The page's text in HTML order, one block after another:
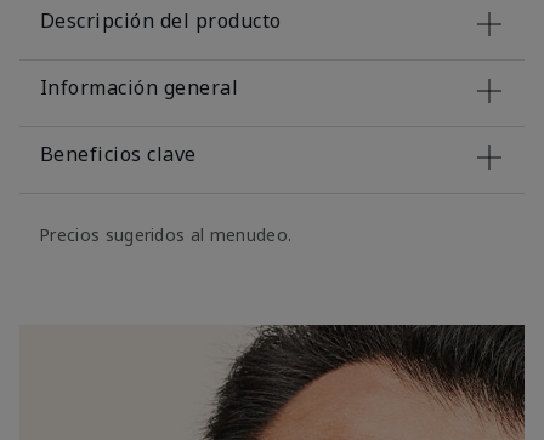
Descripción del producto
Información general
Beneficios clave
Precios sugeridos al menudeo.